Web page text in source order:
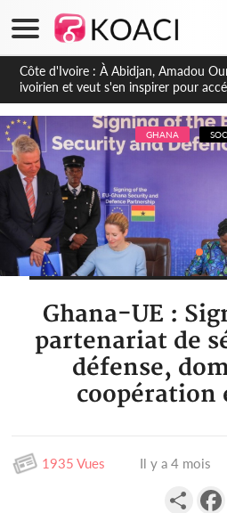
Côte d'Ivoire : 23 milliards FCFA de
d'Abidjan et les Agoras : un nouveau
projets structurants
GHANA
Ghana-UE :
partenariat de
défense,
1935 Vues Il y a 4 mois